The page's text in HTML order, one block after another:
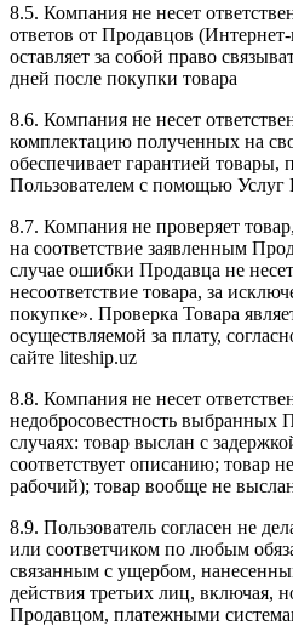
8.5. Компания не несет
ответов от Продавцов
оставляет за собой право
дней после покупки товара
8.6. Компания не несет
комплектацию полученных на
обеспечивает гарантией товары,
Пользователем с помощью Услуг
8.7. Компания не проверяет
на соответствие заявленным
случае ошибки Продавца не
несоответствие товара, за
покупке». Проверка Товара
осуществляемой за плату,
сайте liteship.uz
8.8. Компания не несет
недобросовестность выбранных
случаях: товар выслан с
соответствует описанию; товар
рабочий); товар вообще не
8.9. Пользователь согласен не
или соответчиком по любым
связанным с ущербом,
действия третьих лиц, включая,
Продавцом, платежными